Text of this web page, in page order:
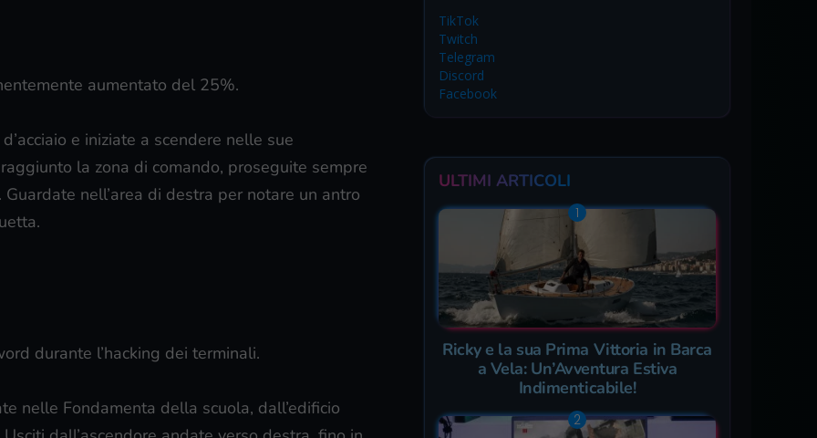
aumentato del 25%.
e iniziate a scendere nelle sue
la zona di comando, proseguite sempre
nell’area di destra per notare un antro
durante l’hacking dei terminali.
nelle Fondamenta della scuola, dall’edificio
TikTok
Twitch
Telegram
Discord
Facebook
ULTIMI ARTICOLI
Ricky e la sua Prima Vittoria in Barca
a Vela: Un’Avventura Estiva
Indimenticabile!